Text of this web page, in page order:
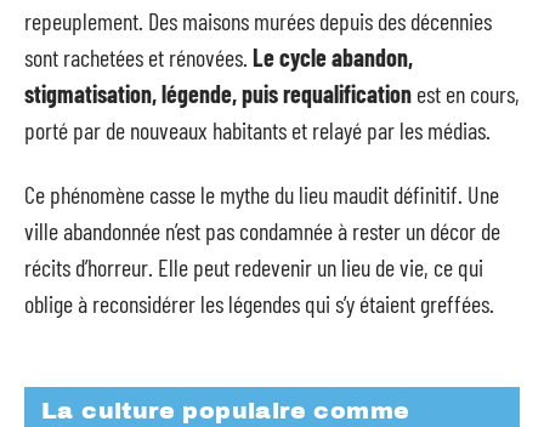
repeuplement. Des maisons murées depuis des décennies
sont rachetées et rénovées. Le cycle abandon,
stigmatisation, légende, puis requalification est en cours,
porté par de nouveaux habitants et relayé par les médias.
Ce phénomène casse le mythe du lieu maudit définitif. Une
ville abandonnée n’est pas condamnée à rester un décor de
récits d’horreur. Elle peut redevenir un lieu de vie, ce qui
oblige à reconsidérer les légendes qui s’y étaient greffées.
La culture populaire comme